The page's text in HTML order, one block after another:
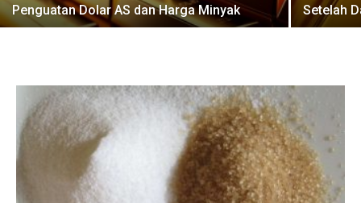
Penguatan Dolar AS dan Harga Minyak
Setelah